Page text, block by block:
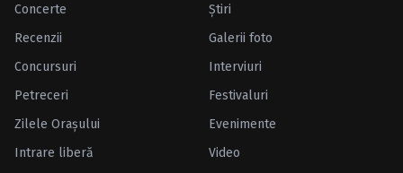
Concerte
Ştiri
Recenzii
Galerii foto
Concursuri
Interviuri
Petreceri
Festivaluri
Zilele Oraşului
Evenimente
Intrare liberă
Video